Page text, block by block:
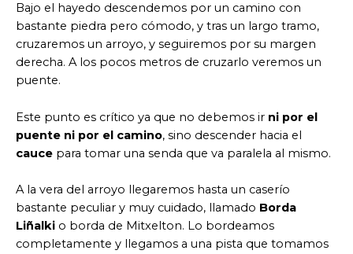
Bajo el hayedo descendemos por un camino con
bastante piedra pero cómodo, y tras un largo tramo,
cruzaremos un arroyo, y seguiremos por su margen
derecha. A los pocos metros de cruzarlo veremos un
puente.
Este punto es crítico ya que no debemos ir ni por el
puente ni por el camino, sino descender hacia el
cauce para tomar una senda que va paralela al mismo.
A la vera del arroyo llegaremos hasta un caserío
bastante peculiar y muy cuidado, llamado Borda
Liñalki o borda de Mitxelton. Lo bordeamos
completamente y llegamos a una pista que tomamos